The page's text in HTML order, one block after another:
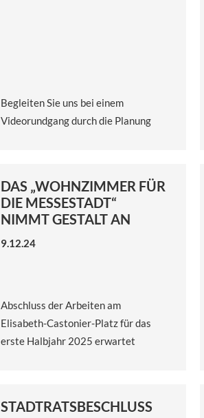
Begleiten Sie uns bei einem
Videorundgang durch die Planung
DAS „WOHNZIMMER FÜR
DIE MESSESTADT“
NIMMT GESTALT AN
9.12.24
Abschluss der Arbeiten am
Elisabeth-Castonier-Platz für das
erste Halbjahr 2025 erwartet
STADTRATSBESCHLUSS